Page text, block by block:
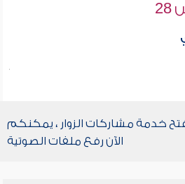
خدمة مشاركات الزوار ، يمكنكم
الآن رفع ملفات الصوتية